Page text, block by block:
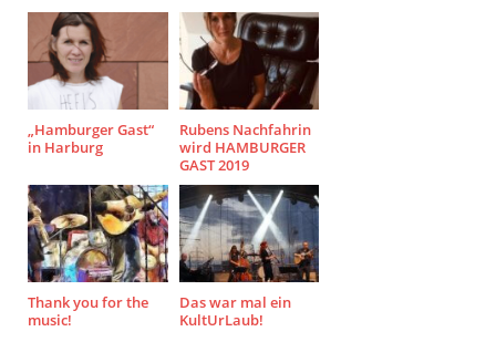
„Hamburger Gast“
in Harburg
Rubens Nachfahrin
wird HAMBURGER
GAST 2019
Thank you for the
music!
Das war mal ein
KultUrLaub!